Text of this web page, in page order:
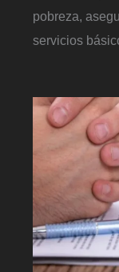
pobreza,
servicios